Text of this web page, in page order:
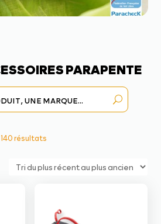
PARAPENTE
résultats
récent